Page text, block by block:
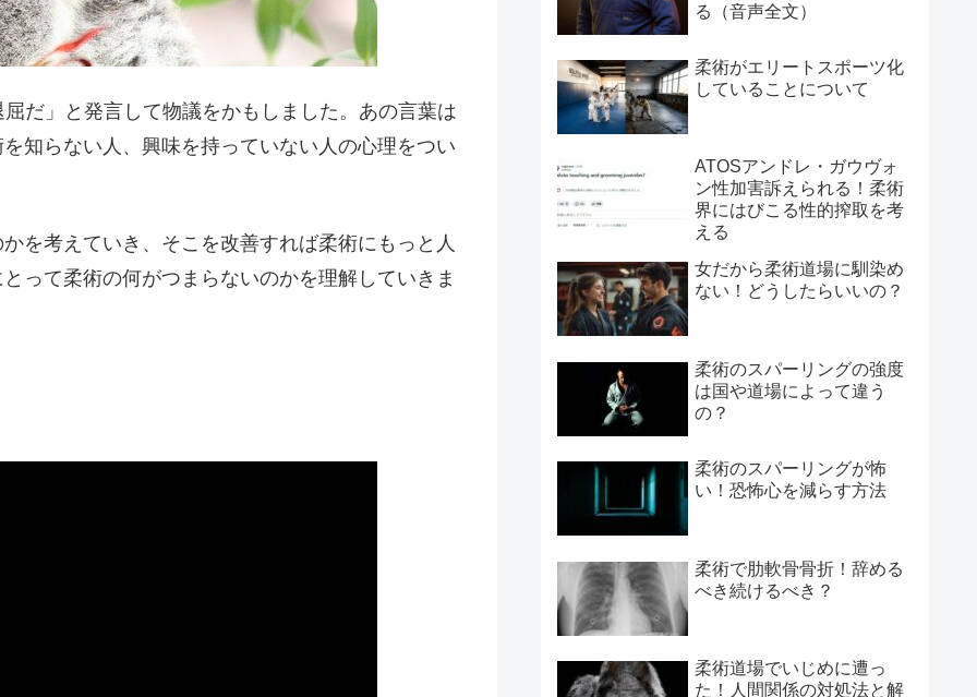
だ」と発言して物議をかもしました。あの言葉は
知らない人、興味を持っていない人の心理をつい
を考えていき、そこを改善すれば柔術にもっと人
って柔術の何がつまらないのかを理解していきま
る（音声全文）
柔術がエリートスポーツ化
していることについて
ATOSアンドレ・ガウヴォ
ン性加害訴えられる！柔術
界にはびこる性的搾取を考
える
女だから柔術道場に馴染め
ない！どうしたらいいの？
柔術のスパーリングの強度
は国や道場によって違う
の？
柔術のスパーリングが怖
い！恐怖心を減らす方法
柔術で肋軟骨骨折！辞める
べき続けるべき？
柔術道場でいじめに遭っ
た！人間関係の対処法と解